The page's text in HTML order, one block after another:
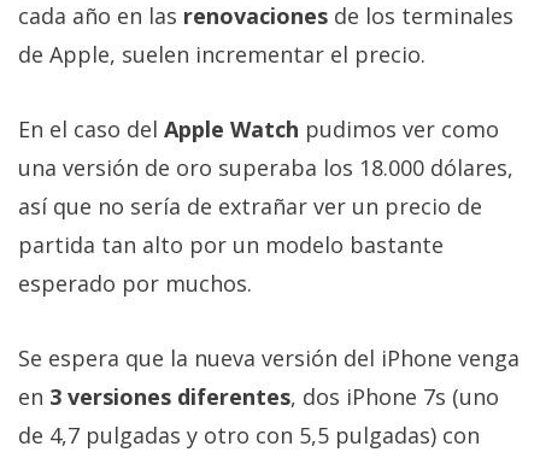
cada año en las renovaciones de los terminales
de Apple, suelen incrementar el precio.
En el caso del Apple Watch pudimos ver como
una versión de oro superaba los 18.000 dólares,
así que no sería de extrañar ver un precio de
partida tan alto por un modelo bastante
esperado por muchos.
Se espera que la nueva versión del iPhone venga
en 3 versiones diferentes, dos iPhone 7s (uno
de 4,7 pulgadas y otro con 5,5 pulgadas) con